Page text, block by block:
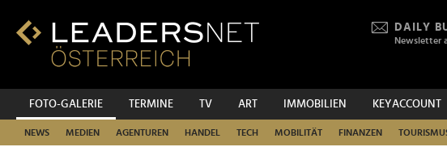
Inhalt
Fußzeilen-
Hauptnavigation
DAILY
Newsletter
FOTO-GALERIE TERMINE TV ART IMMOBILIEN KEYACCOUNT
NEWS MEDIEN AGENTUREN HANDEL TECH MOBILITÄT FINANZEN